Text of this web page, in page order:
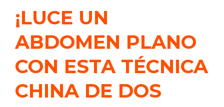
¡LUCE UN
ABDOMEN PLANO
CON ESTA TÉCNICA
CHINA DE DOS